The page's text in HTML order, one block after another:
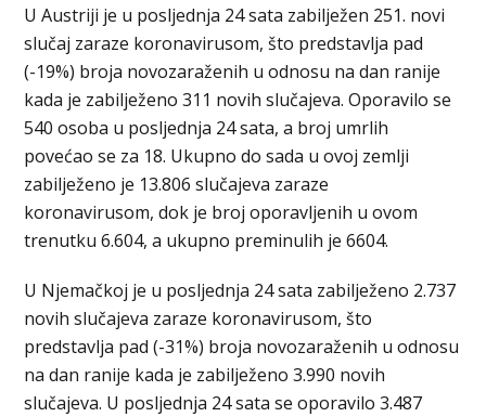
U Austriji je u posljednja 24 sata zabilježen 251. novi
slučaj zaraze koronavirusom, što predstavlja pad
(-19%) broja novozaraženih u odnosu na dan ranije
kada je zabilježeno 311 novih slučajeva. Oporavilo se
540 osoba u posljednja 24 sata, a broj umrlih
povećao se za 18. Ukupno do sada u ovoj zemlji
zabilježeno je 13.806 slučajeva zaraze
koronavirusom, dok je broj oporavljenih u ovom
trenutku 6.604, a ukupno preminulih je 6604.
U Njemačkoj je u posljednja 24 sata zabilježeno 2.737
novih slučajeva zaraze koronavirusom, što
predstavlja pad (-31%) broja novozaraženih u odnosu
na dan ranije kada je zabilježeno 3.990 novih
slučajeva. U posljednja 24 sata se oporavilo 3.487